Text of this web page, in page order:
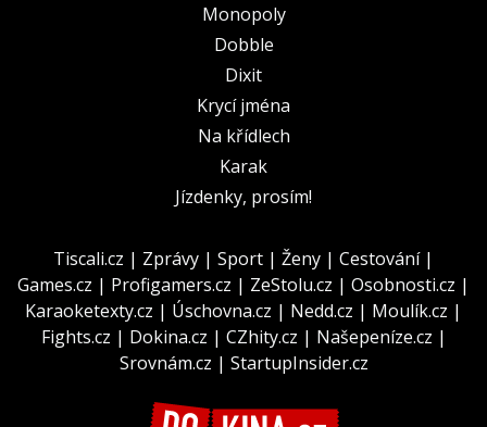
Monopoly
Dobble
Dixit
Krycí jména
Na křídlech
Karak
Jízdenky, prosím!
Tiscali.cz | Zprávy | Sport | Ženy | Cestování|
Games.cz | Profigamers.cz | ZeStolu.cz | Osobnosti.cz |
Karaoketexty.cz | Úschovna.cz | Nedd.cz | Moulík.cz |
Fights.cz | Dokina.cz | CZhity.cz | Našepeníze.cz |
Srovnám.cz | StartupInsider.cz